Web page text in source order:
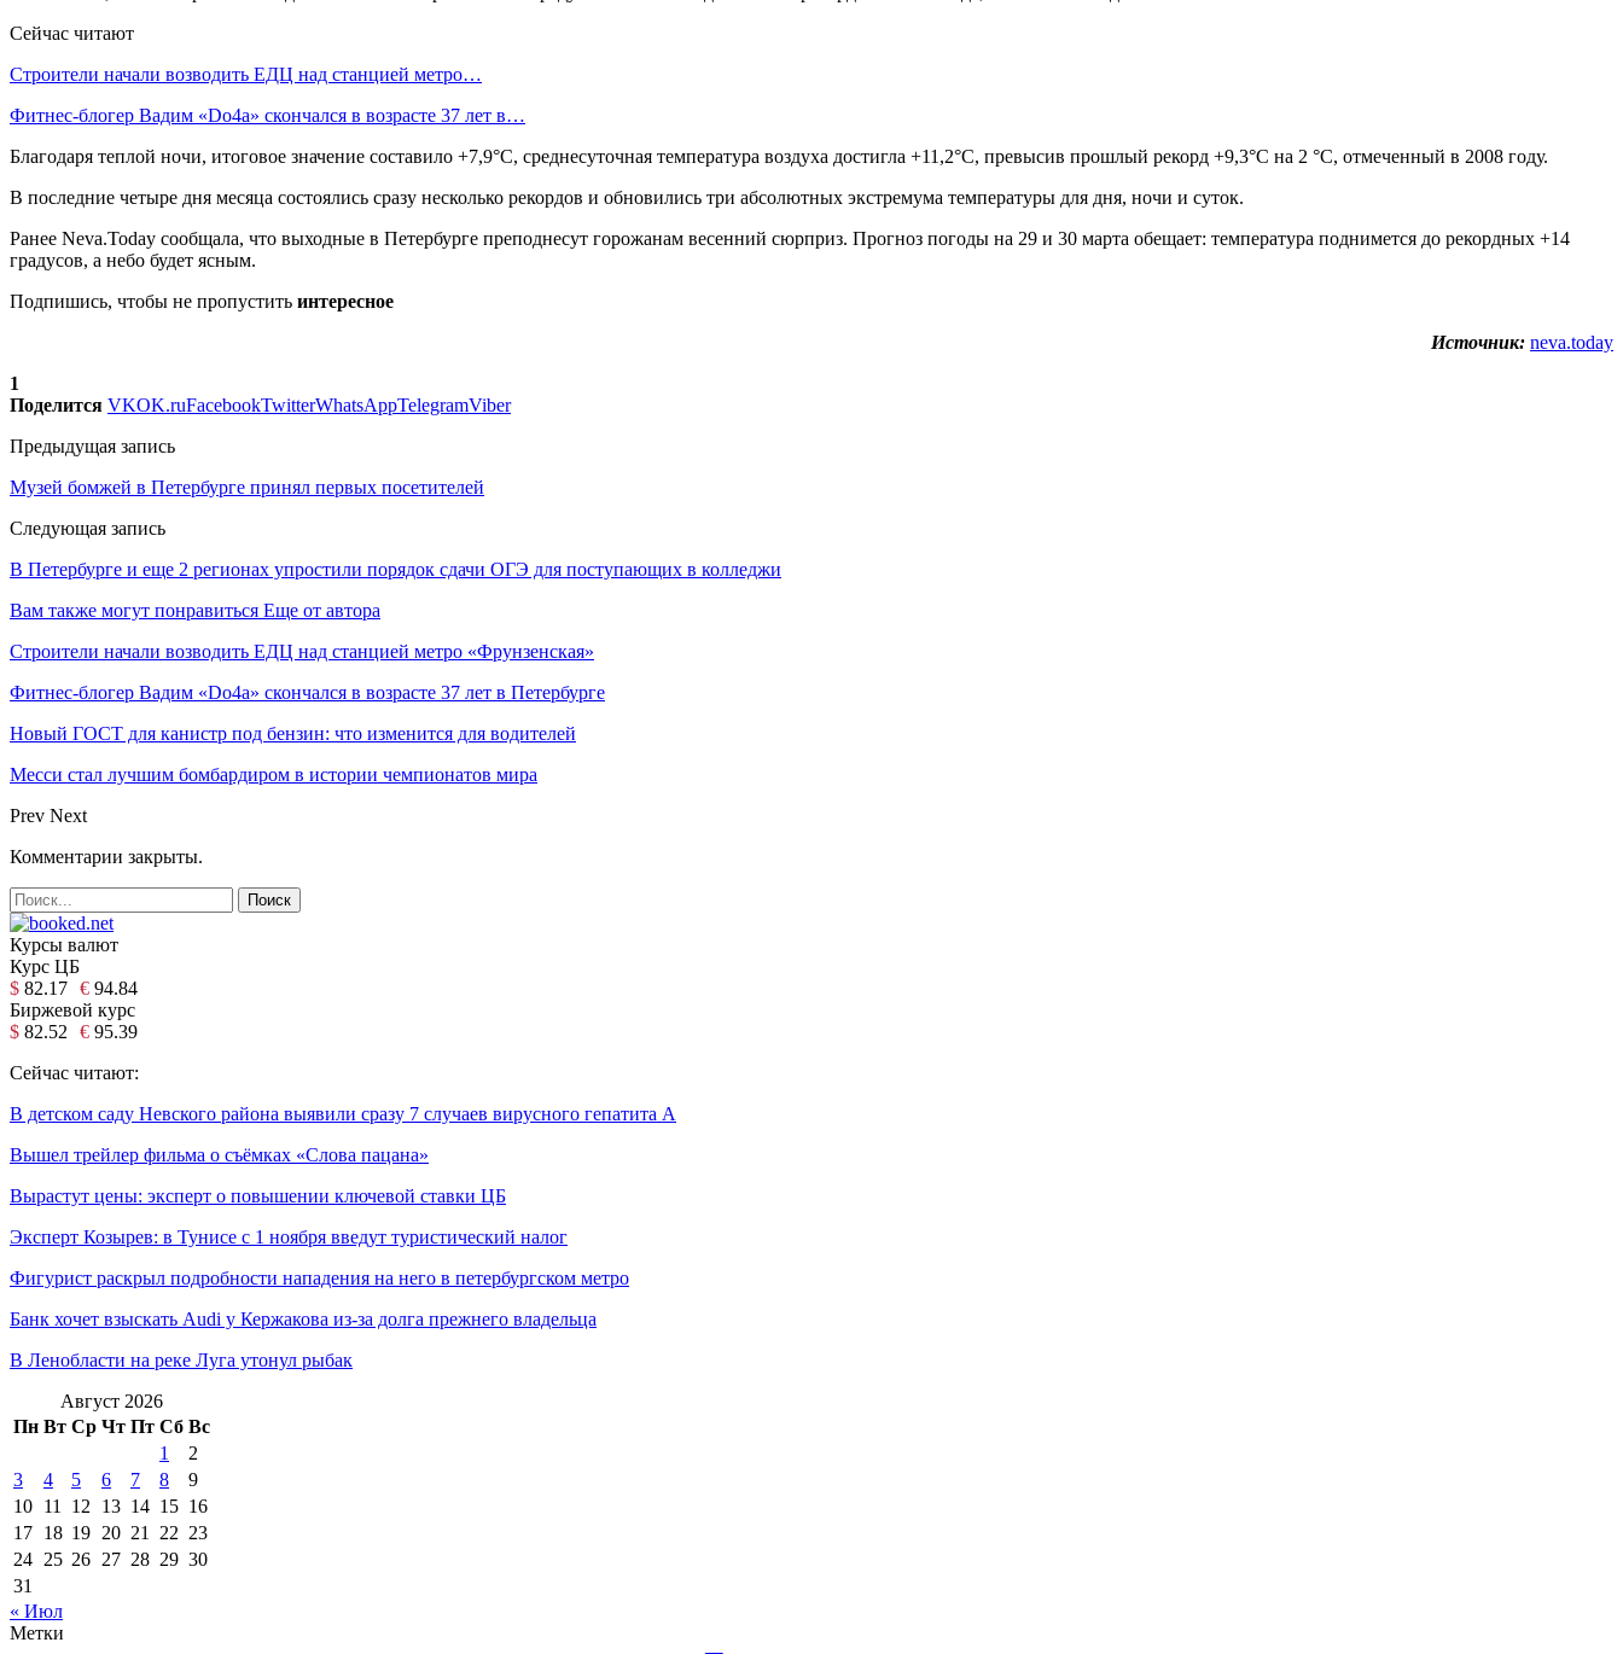
Сейчас читают
Строители начали возводить ЕДЦ над станцией метро…
Фитнес-блогер Вадим «Do4a» скончался в возрасте 37 лет в…
Благодаря теплой ночи, итоговое значение составило +7,9°C, среднесуточная температура воздуха достигла +11,2°C, превысив прошлый рекорд +9,3°C на 2 °C, отмеченный в 2008 году.
В последние четыре дня месяца состоялись сразу несколько рекордов и обновились три абсолютных экстремума температуры для дня, ночи и суток.
Ранее Neva.Today сообщала, что выходные в Петербурге преподнесут горожанам весенний сюрприз. Прогноз погоды на 29 и 30 марта обещает: температура поднимется до рекордных +14
градусов, а небо будет ясным.
Подпишись, чтобы не пропустить интересное
Источник: neva.today
1
Поделится VKOK.ruFacebookTwitterWhatsAppTelegramViber
Предыдущая запись
Музей бомжей в Петербурге принял первых посетителей
Следующая запись
В Петербурге и еще 2 регионах упростили порядок сдачи ОГЭ для поступающих в колледжи
Вам также могут понравиться Еще от автора
Строители начали возводить ЕДЦ над станцией метро «Фрунзенская»
Фитнес-блогер Вадим «Do4a» скончался в возрасте 37 лет в Петербурге
Новый ГОСТ для канистр под бензин: что изменится для водителей
Месси стал лучшим бомбардиром в истории чемпионатов мира
Prev Next
Комментарии закрыты.
Курсы валют
Курс ЦБ
$ 82.17 € 94.84
Биржевой курс
$ 82.52 € 95.39
Сейчас читают:
В детском саду Невского района выявили сразу 7 случаев вирусного гепатита А
Вышел трейлер фильма о съёмках «Слова пацана»
Вырастут цены: эксперт о повышении ключевой ставки ЦБ
Эксперт Козырев: в Тунисе с 1 ноября введут туристический налог
Фигурист раскрыл подробности нападения на него в петербургском метро
Банк хочет взыскать Audi у Кержакова из-за долга прежнего владельца
В Ленобласти на реке Луга утонул рыбак
Август 2026
Пн Вт Ср Чт Пт Сб Вс
1
2
3
4 5 6 7 8
9
10 11 12 13 14 15 16
17 18 19 20 21 22 23
24 25 26 27 28 29 30
31
« Июл
Метки